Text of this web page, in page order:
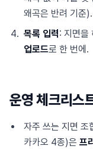
왜곡은 반려 기준).
목록 입력: 지면을
업로드로 한 번에.
운영 체크리스
자주 쓰는 지면
카카오 4종)은 프